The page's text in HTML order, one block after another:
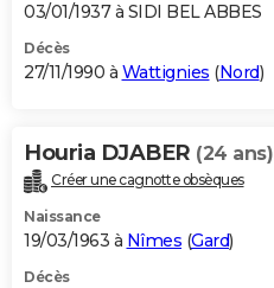
03/01/1937 à SIDI BEL ABBES
Décès
27/11/1990 à Wattignies (Nord)
Houria DJABER (24 ans)
Créer une cagnotte obsèques
Naissance
19/03/1963 à Nîmes (Gard)
Décès